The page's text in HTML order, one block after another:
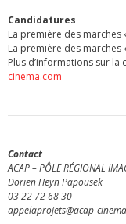
Candidatures
La première des
La première des
Plus d’informations sur
cinema.com
Contact
ACAP – PÔLE RÉGIONAL
Dorien Heyn Papousek
03 22 72 68 30
appelaprojets@acap-